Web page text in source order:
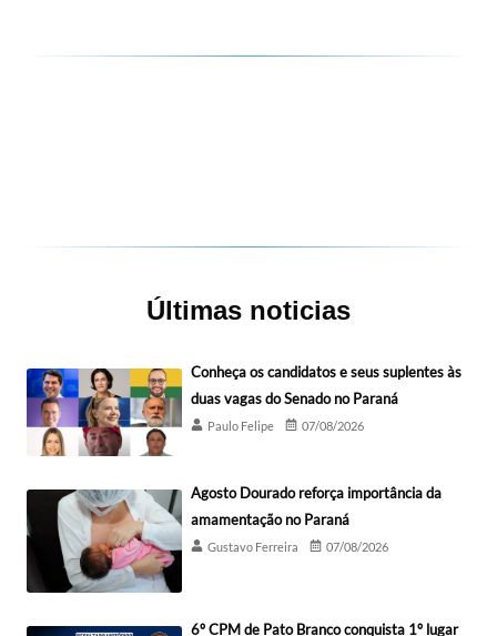
Últimas noticias
Conheça os candidatos e seus suplentes às
duas vagas do Senado no Paraná
Paulo Felipe 07/08/2026
Agosto Dourado reforça importância da
amamentação no Paraná
Gustavo Ferreira 07/08/2026
6º CPM de Pato Branco conquista 1º lugar